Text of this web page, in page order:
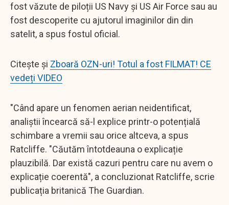
fost văzute de piloții US Navy și US Air Force sau au
fost descoperite cu ajutorul imaginilor din din
satelit, a spus fostul oficial.
Citește și Zboară OZN-uri! Totul a fost FILMAT! CE
vedeți VIDEO
"Când apare un fenomen aerian neidentificat,
analiștii încearcă să-l explice printr-o potențială
schimbare a vremii sau orice altceva, a spus
Ratcliffe. "Căutăm întotdeauna o explicație
plauzibilă. Dar există cazuri pentru care nu avem o
explicație coerentă", a concluzionat Ratcliffe, scrie
publicația britanică The Guardian.